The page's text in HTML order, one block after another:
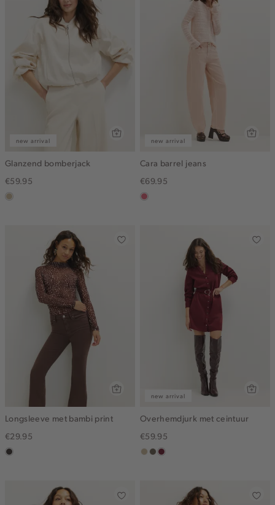
new arrival
Glanzend bomberjack
€59.95
lichtzand
new arrival
Cara barrel jeans
€69.95
rose,
Longsleeve met bambi print
€29.95
choco
new arrival
Overhemdjurk met ceintuur
€59.95
lichtzand
middenbruin
bordeaux